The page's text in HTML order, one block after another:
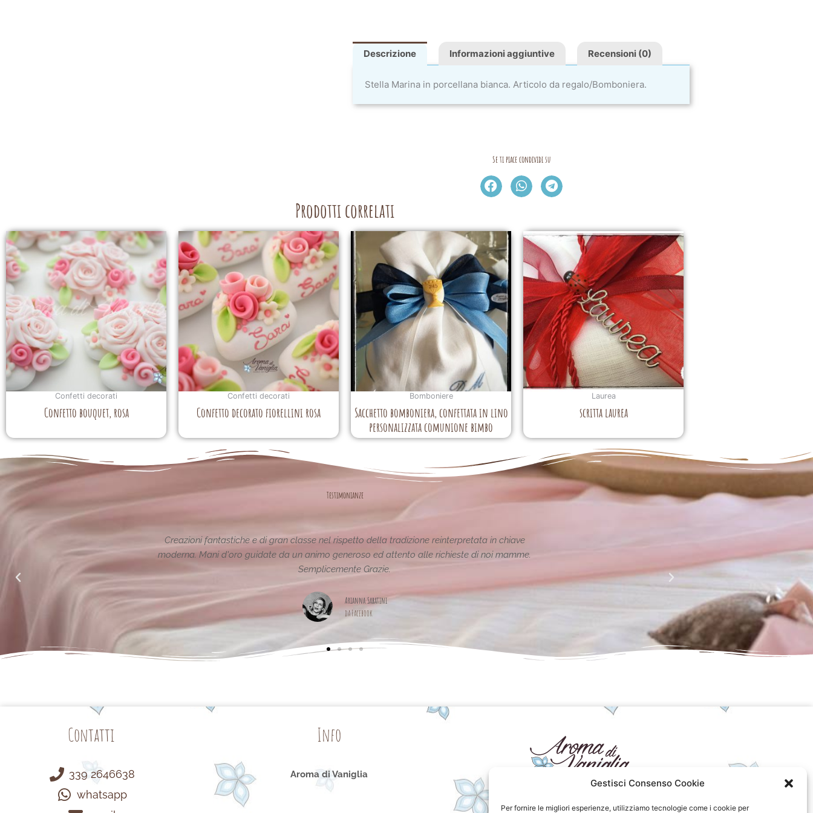
Gestisci Consenso Cookie
Per fornire le migliori esperienze, utilizziamo tecnologie come i cookie per
Descrizione Informazioni aggiuntive Recensioni (0)
Stella Marina in porcellana bianca. Articolo da regalo/Bomboniera.
Se ti piace condividi su
Prodotti correlati
Confetti decorati
Confetto bouquet, rosa
Confetti decorati
Confetto decorato fiorellini rosa
Bomboniere
Sacchetto bomboniera, confettata in lino
personalizzata comunione bimbo
Laurea
scritta laurea
Testimonianze
richieste di noi mamme.
Le creazioni sono fantastiche e uniche..raffinate eleganti....complimenti per la vostra
pagina,piena di idee!grazie
da Facebook
Complimenti davvero!!!!
Giusy Rizzo
da Facebook
Contatti
339 2646638
whatsapp
Info
Aroma di Vaniglia